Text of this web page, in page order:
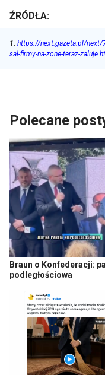
ŹRÓDŁA:
1. https://next.gazeta.pl/next/
sal-firmy-na-zone-teraz-
Polecane
Braun o Konfederacji:
podległościowa